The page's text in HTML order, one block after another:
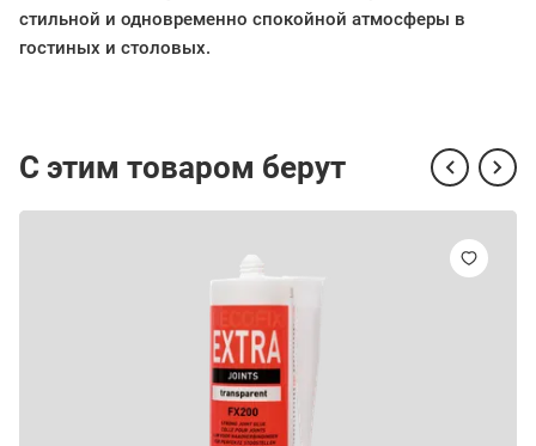
стильной и одновременно спокойной атмосферы в
гостиных и столовых.
С этим товаром берут